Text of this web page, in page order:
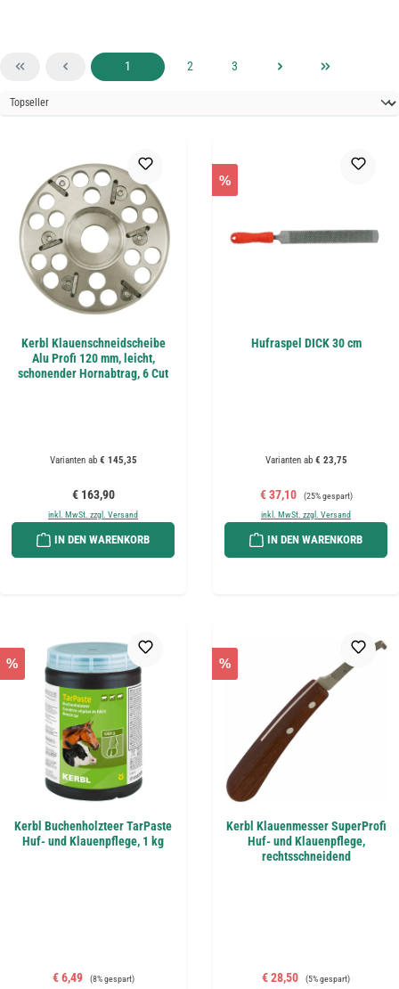
Seite
1 Seite
2 Seite
3
Kerbl Klauenschneidscheibe
Alu Profi 120 mm, leicht,
schonender Hornabtrag, 6 Cut
Varianten ab€ 145,35
Regulärer Preis:
€ 163,90
inkl. MwSt. zzgl. Versand
IN DEN WARENKORB
%
Hufraspel DICK 30 cm
Varianten ab€ 23,75
Verkaufspreis:
€ 37,10 Regulärer Preis:
(25% gespart)
inkl. MwSt. zzgl. Versand
IN DEN WARENKORB
%
Kerbl Buchenholzteer TarPaste
Huf- und Klauenpflege, 1 kg
Verkaufspreis:
€ 6,49 Regulärer Preis:
(8% gespart)
%
Kerbl Klauenmesser SuperProfi
Huf- und Klauenpflege,
rechtsschneidend
Verkaufspreis:
€ 28,50 Regulärer Preis:
(5% gespart)